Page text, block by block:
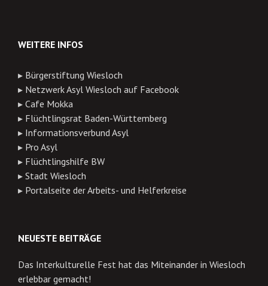
WEITERE INFOS
▸ Bürgerstiftung Wiesloch
▸ Netzwerk Asyl Wiesloch auf Facebook
▸ Cafe Mokka
▸ Flüchtlingsrat Baden-Württemberg
▸ Informationsverbund Asyl
▸ Pro Asyl
▸ Flüchtlingshilfe BW
▸ Stadt Wiesloch
▸ Portalseite der Arbeits- und Helferkreise
NEUESTE BEITRÄGE
Das Interkulturelle Fest hat das Miteinander in Wiesloch
erlebbar gemacht!